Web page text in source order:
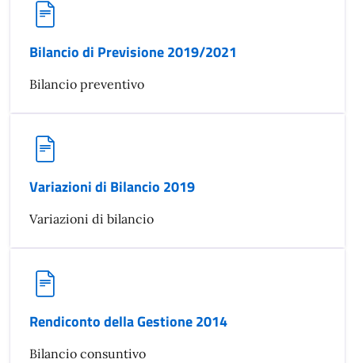
Bilancio di Previsione 2019/2021
Bilancio preventivo
Variazioni di Bilancio 2019
Variazioni di bilancio
Rendiconto della Gestione 2014
Bilancio consuntivo